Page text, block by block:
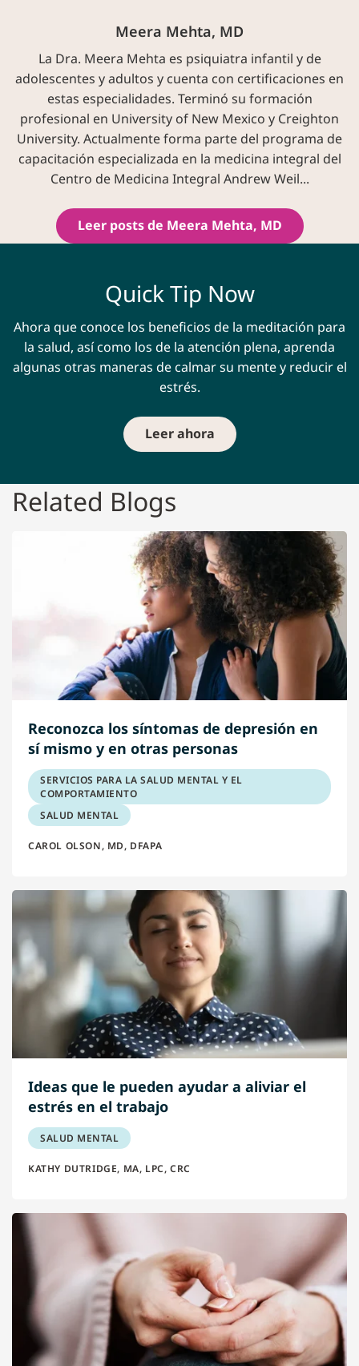
Meera Mehta, MD
La Dra. Meera Mehta es psiquiatra infantil y de
adolescentes y adultos y cuenta con certificaciones en
estas especialidades. Terminó su formación
profesional en University of New Mexico y Creighton
University. Actualmente forma parte del programa de
capacitación especializada en la medicina integral del
Centro de Medicina Integral Andrew Weil...
Leer posts de Meera Mehta, MD
Quick Tip Now
Ahora que conoce los beneficios de la meditación para
la salud, así como los de la atención plena, aprenda
algunas otras maneras de calmar su mente y reducir el
estrés.
Leer ahora
Related Blogs
Reconozca los síntomas de depresión en
sí mismo y en otras personas
SERVICIOS PARA LA SALUD MENTAL Y EL
COMPORTAMIENTO
SALUD MENTAL
CAROL OLSON, MD, DFAPA
Ideas que le pueden ayudar a aliviar el
estrés en el trabajo
SALUD MENTAL
KATHY DUTRIDGE, MA, LPC, CRC